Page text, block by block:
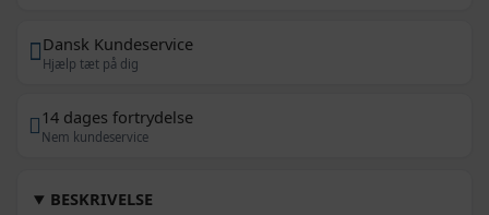
Dansk Kundeservice
Hjælp tæt på dig
14 dages fortrydelse
Nem kundeservice
BESKRIVELSE